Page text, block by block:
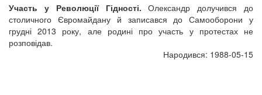
Участь у Революції Гідності.Олександр долучився до
столичного Євромайдану й записався до Самооборони у
грудні 2013 року, але родині про участь у протестах не
розповідав.
Народився: 1988-05-15